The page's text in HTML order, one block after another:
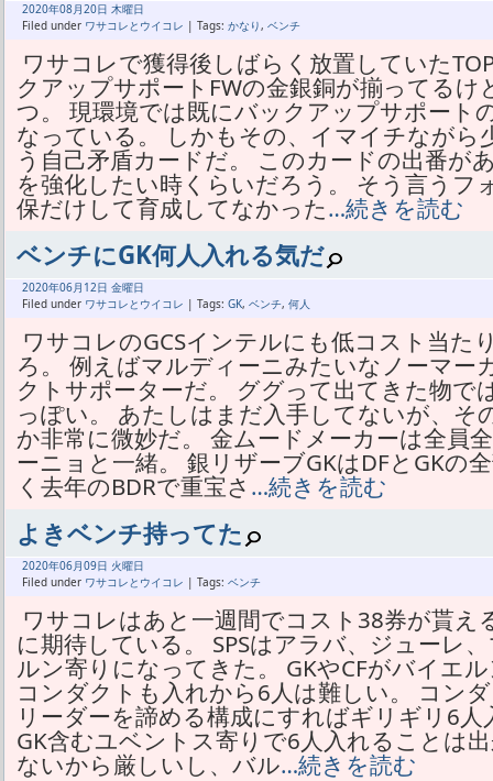
2020年08月20日 木曜日
Filed under ワサコレとウイコレ | Tags: かなり, ベンチ
ワサコレで獲得後しばらく放置していた
クアップサポートFWの金銀銅が揃ってる
つ。 現環境では既にバックアップサポート
なっている。 しかもその、イマイチながら
う自己矛盾カードだ。 このカードの出番が
を強化したい時くらいだろう。 そう言うフ
保だけして育成してなかった…続きを読む
ベンチにGK何人入れる気だ
2020年06月 12日 金曜日
Filed under ワサコレとウイコレ | Tags: GK, ベンチ, 何人
ワサコレのGCSインテルにも低コスト当た
ろ。 例えばマルディーニみたいなノーマー
クトサポーターだ。 ググって出てきた物で
っぽい。 あたしはまだ入手してないが、そ
か非常に微妙だ。 金ムードメーカーは全員
ーニョと一緒。 銀リザーブGKはDFとGKの
く去年のBDRで重宝さ …続きを読む
よきベンチ持ってた
2020年06月09日 火曜日
Filed under ワサコレとウイコレ | Tags: ベンチ
ワサコレはあと一週間でコスト38券が貰え
に期待している。 SPSはアラバ、ジューレ
ルン寄りになってきた。 GKやCFがバイエ
コンダクトも入れから6人は難しい。 コン
リーダーを諦める構成にすればギリギリ6
GK含むユベントス寄りで6人入れることは
ないから厳しいし、バル…続きを読む